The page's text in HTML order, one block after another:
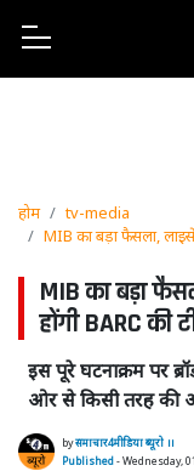
होम
tv-media
MIB का बड़ा फैसला, लाइसेंस
MIB का बड़ा
होंगी BARC की
इस पूरे घटनाक्रम पर
ओर से किसी तरह की
byसमाचार4मीडिया ब्यूरो ।।
Published- Wednesday,